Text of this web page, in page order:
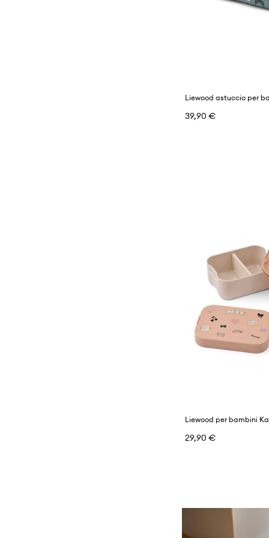
39,90 €
Liewood per bambini
29,90 €